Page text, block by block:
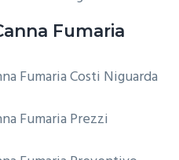
Fumaria
Fumaria Costi Niguarda
Fumaria Prezzi